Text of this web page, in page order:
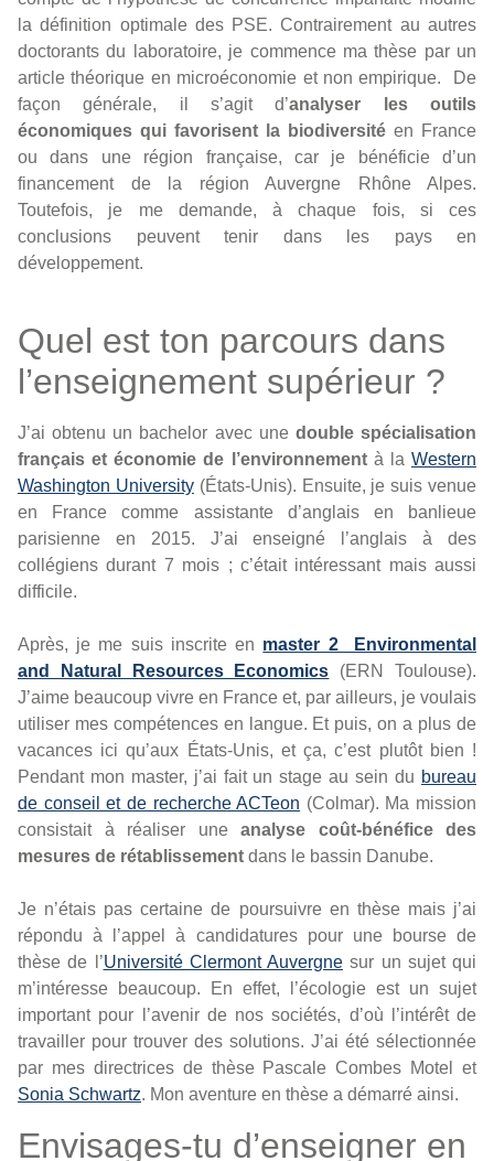
la définition optimale des PSE. Contrairement au autres
doctorants du laboratoire, je commence ma thèse par un
article théorique en microéconomie et non empirique. De
façon générale, il s’agit d’analyser les outils
économiques qui favorisent la biodiversité en France
ou dans une région française, car je bénéficie d’un
financement de la région Auvergne Rhône Alpes.
Toutefois, je me demande, à chaque fois, si ces
conclusions peuvent tenir dans les pays en
développement.
Quel est ton parcours dans
l’enseignement supérieur ?
J’ai obtenu un bachelor avec une double spécialisation
français et économie de l’environnement à laWestern
Washington University(États-Unis). Ensuite, je suis venue
en France comme assistante d’anglais en banlieue
parisienne en 2015. J’ai enseigné l’anglais à des
collégiens durant 7 mois ; c’était intéressant mais aussi
difficile.
Après, je me suis inscrite en master 2 Environmental
and Natural Resources Economics (ERN Toulouse).
J’aime beaucoup vivre en France et, par ailleurs, je voulais
utiliser mes compétences en langue. Et puis, on a plus de
vacances ici qu’aux États-Unis, et ça, c’est plutôt bien !
Pendant mon master, j’ai fait un stage au sein du bureau
de conseil et de recherche ACTeon (Colmar). Ma mission
consistait à réaliser une analyse coût-bénéfice des
mesures de rétablissement dans le bassin Danube.
Je n’étais pas certaine de poursuivre en thèse mais j’ai
répondu à l’appel à candidatures pour une bourse de
thèse de l’Université Clermont Auvergne sur un sujet qui
m’intéresse beaucoup. En effet, l’écologie est un sujet
important pour l’avenir de nos sociétés, d’où l’intérêt de
travailler pour trouver des solutions. J’ai été sélectionnée
par mes directrices de thèse Pascale Combes Motel
et
Sonia Schwartz. Mon aventure en thèse a démarré ainsi.
Envisages-tu d’enseigner en